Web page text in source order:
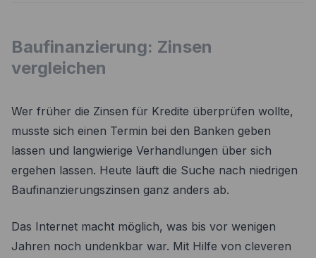
Baufinanzierung: Zinsen
vergleichen
Wer früher die Zinsen für Kredite überprüfen wollte,
musste sich einen Termin bei den Banken geben
lassen und langwierige Verhandlungen über sich
ergehen lassen. Heute läuft die Suche nach niedrigen
Baufinanzierungszinsen ganz anders ab.
Das Internet macht möglich, was bis vor wenigen
Jahren noch undenkbar war. Mit Hilfe von cleveren